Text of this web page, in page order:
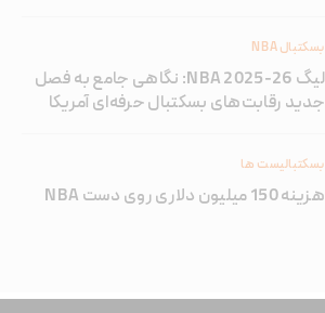
بسکتبال NBA
لیگ NBA 2025-26: نگاهی جامع به فصل
جدید رقابت‌های بسکتبال حرفه‌ای آمریکا
بسکتبالیست ها
هزینه 150 میلیون دلاری روی دست NBA